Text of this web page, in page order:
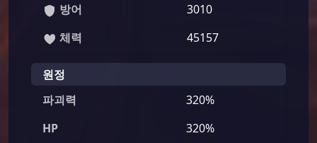
방어
3010
체력
45157
원정
파괴력
320%
HP
320%